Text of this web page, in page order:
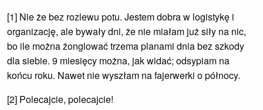
[1] Nie że bez rozlewu potu. Jestem dobra w logistykę i
organizację, ale bywały dni, że nie miałam już siły na nic,
bo ile można żonglować trzema planami dnia bez szkody
dla siebie. 9 miesięcy można, jak widać; odsypiam na
końcu roku. Nawet nie wyszłam na fajerwerki o północy.
[2] Polecajcie, polecajcie!